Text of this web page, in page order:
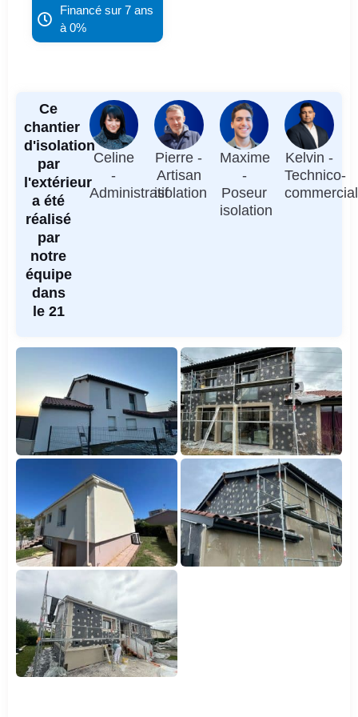
Financé sur 7 ans
à 0%
Ce
chantier
d'isolation
par
l'extérieur
a été
réalisé
par
notre
équipe
dans
le 21
Celine
-
Administratif
Pierre -
Artisan
isolation
Maxime
-
Poseur
isolation
Kelvin -
Technico-
commercial